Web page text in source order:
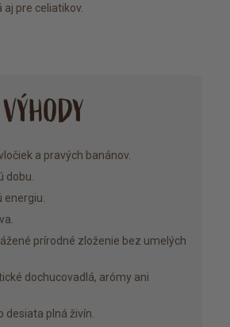
aj pre celiatikov.
a pravých banánov.
dobu.
energiu.
prírodné zloženie bez umelých
dochucovadlá, arómy ani
desiata plná živín.